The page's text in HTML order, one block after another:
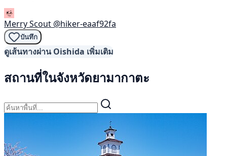
Merry Scout @hiker-eaaf92fa
บันทึก
ดูเส้นทางผ่าน Oishida เพิ่มเติม
สถานที่ในจังหวัดยามากาตะ